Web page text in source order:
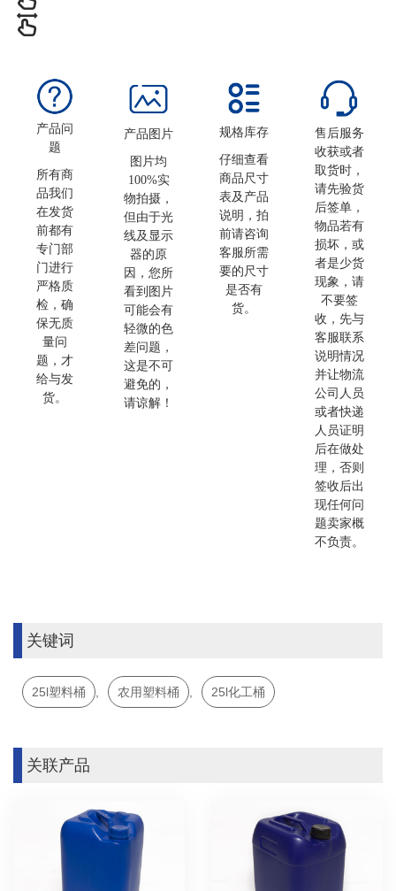
产品问
题
所有商
品我们
在发货
前都有
专门部
门进行
严格质
检，确
保无质
量问
题，才
给与发
货。
产品图片
图片均
100%实
物拍摄，
但由于光
线及显示
器的原
因，您所
看到图片
可能会有
轻微的色
差问题，
这是不可
避免的，
请谅解！
规格库存
仔细查看
商品尺寸
表及产品
说明，拍
前请咨询
客服所需
要的尺寸
是否有
货。
售后服务
收获或者
取货时，
请先验货
后签单，
物品若有
损坏，或
者是少货
现象，请
不要签
收，先与
客服联系
说明情况
并让物流
公司人员
或者快递
人员证明
后在做处
理，否则
签收后出
现任何问
题卖家概
不负责。
关键词
25l塑料桶 , 农用塑料桶 , 25l化工桶
关联产品